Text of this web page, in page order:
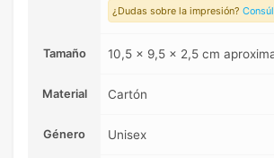
¿Dudas sobre la impresión?
Tamaño 10,5 x 9,5 x 2,5 cm
Material Cartón
Género Unisex